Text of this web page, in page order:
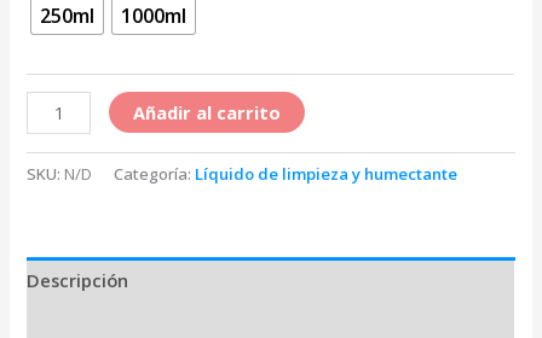
$USD 85.00
250ml 1000ml
Líquido
De
Reparación
De
Original
cantidad
Añadir al carrito
SKU: N/D Categoría: Líquido de limpieza y humectante
Descripción